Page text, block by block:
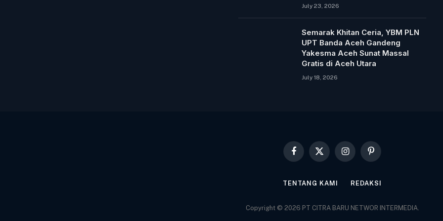
July 23, 2026
Semarak Khitan Ceria, YBM PLN
UPT Banda Aceh Gandeng
Yakesma Aceh Sunat Massal
Gratis di Aceh Utara
July 18, 2026
Facebook
X
InstagramPinterest
TENTANG KAMI REDAKSI
Copyright © 2026 PT CITRA BARU NETWOR INTERMEDIA.